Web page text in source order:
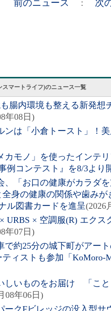
前のニュース : 次
マートライフ)のニュース一覧
腸内環境も整える新発想
年08日)
ンは「小倉トースト」！
カモノ」を使ったインテ
例コンテスト』を8/3より
、「お口の健康がカラダ
身の健康の関係や歯みが
ル図書カードを進呈(2026
URBS × 空調服(R) エク
年07日)
で約25分の城下町がアー
ィストも参加「KoMoro-
しいものをお届け 「こ
08年06日)
ークFビレッジの没入型サ